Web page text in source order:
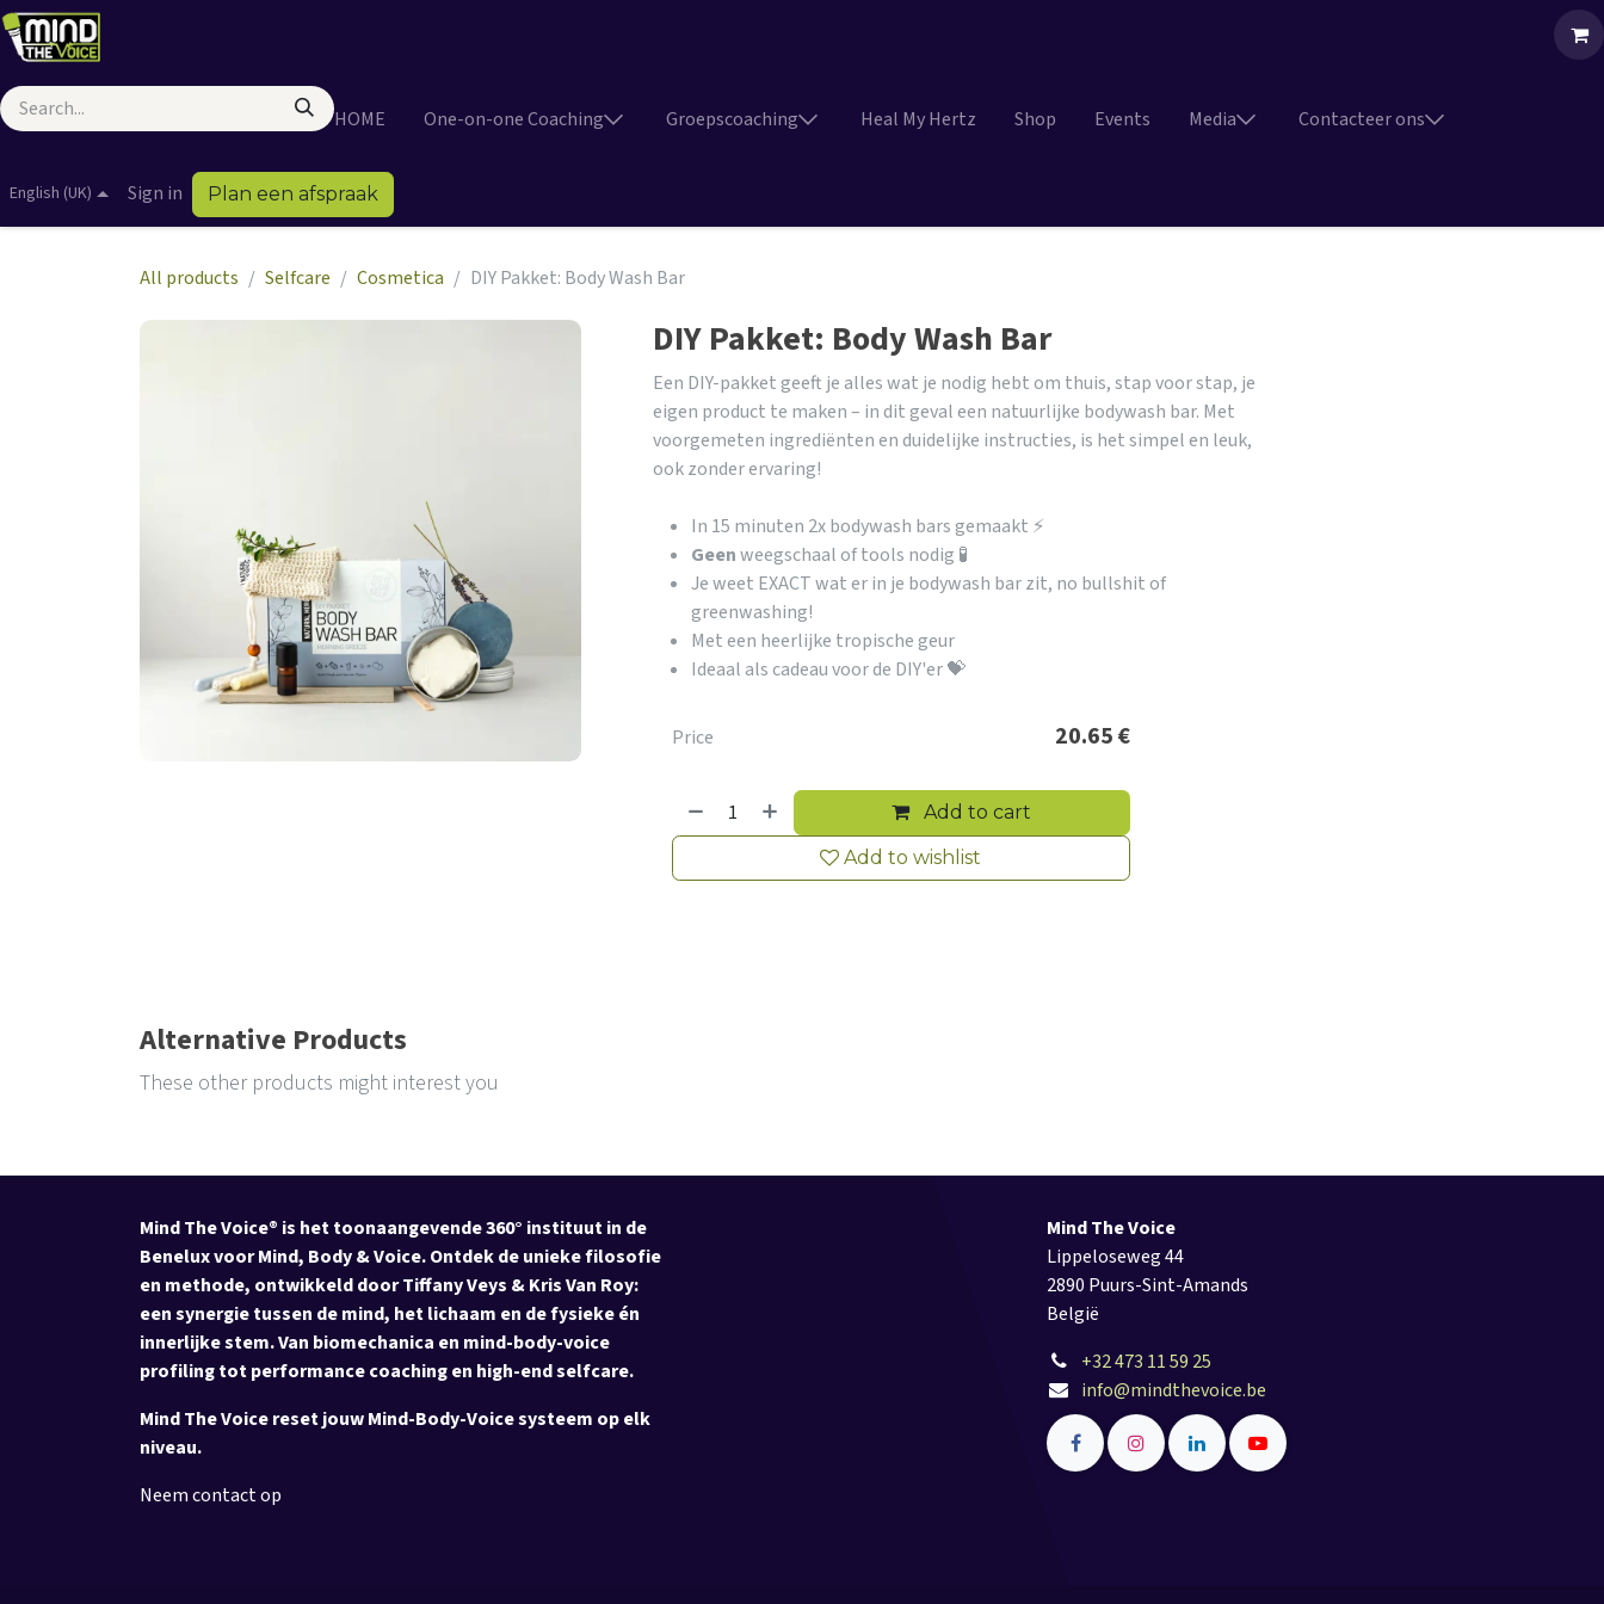
Skip to Content
HOME One-on-one Coaching Groepscoaching Heal My Hertz Shop Events Media Contacteer ons
English (UK) Sign in Plan een afspraak
All products Selfcare Cosmetica DIY Pakket: Body Wash Bar
DIY Pakket: Body Wash Bar
Een DIY-pakket geeft je alles wat je nodig hebt om thuis, stap voor stap, je
eigen product te maken – in dit geval een natuurlijke bodywash bar. Met
voorgemeten ingrediënten en duidelijke instructies, is het simpel en leuk,
ook zonder ervaring!
In 15 minuten 2x bodywash bars gemaakt ⚡
Geenweegschaal of tools nodig 🧪
Je weet EXACT wat er in je bodywash bar zit, no bullshit of
greenwashing!
Met een heerlijke tropische geur
Ideaal als cadeau voor de DIY'er 💝
Add to cart
Add to wishlist
Price 20.65€
Alternative Products
These other products might interest you
Mind The Voice® is het toonaangevende 360° instituut in de
Benelux voor Mind, Body & Voice. Ontdek de unieke filosofie
en methode, ontwikkeld door Tiffany Veys & Kris Van Roy:
een synergie tussen de mind, het lichaam en de fysieke én
innerlijke stem. Van biomechanica en mind-body-voice
profiling tot performance coaching en high-end selfcare.
Mind The Voice reset jouw Mind-Body-Voice systeem op elk
niveau.
Neem contact op
Mind The Voice
Lippeloseweg 44
2890 Puurs-Sint-Amands
België
+32 473 11 59 25
info@mindthevoice.be